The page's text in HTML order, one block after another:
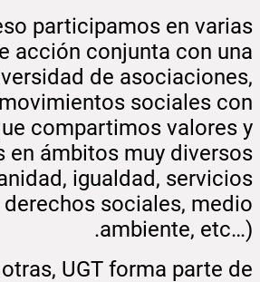
participamos en varias
acción conjunta con una
de asociaciones,
sociales con
compartimos valores y
en ámbitos muy diversos
igualdad, servicios
sociales, medio
ambiente, etc…).
UGT forma parte de: